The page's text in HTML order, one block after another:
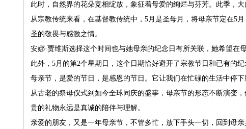
此时，自然界的花朵竞相绽放，象征着母爱的绚烂与芬芳。此季，
从宗教传统来看，在基督教传统中，5月是圣母月，将母亲节定在5
圣的敬畏与感激之情。
安娜·贾维斯选择这个时间也与她母亲的纪念日有所关联，她希望在
此外，5月的第2个星期日，这个日期恰好避开了宗教节日和已有的
母亲节，是爱的节日，是感恩的节日。它让我们在忙碌的生活中停
从古老的祭母仪式到如今全球同庆的盛事，母亲节的形态不断演变
贵的礼物永远是真诚的陪伴与理解。
亲爱的朋友，又是一年母亲节，不管多忙，放下手头一切，回到母